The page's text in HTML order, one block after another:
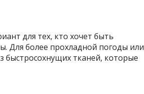
для тех, кто хочет быть
Для более прохладной погоды или
быстросохнущих тканей, которые